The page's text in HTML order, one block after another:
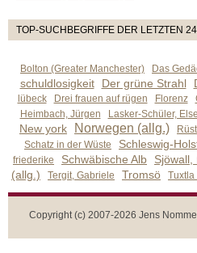
TOP-SUCHBEGRIFFE DER LETZTEN
Bolton (Greater Manchester) Das
schuldlosigkeit Der grüne Strahl
lübeck
Drei frauen auf rügen Florenz
Heimbach, Jürgen
Lasker-Schüler, Else
New york
Norwegen (allg.)
Schatz in der Wüste
Schleswig-
friederike Schwäbische Alb Sjöwall,
(allg.) Tergit, Gabriele Tromsö Tuxtla
Copyright (c) 2007-2026 Jens